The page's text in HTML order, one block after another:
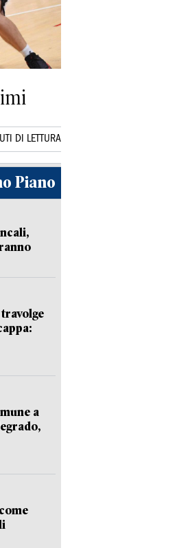
DI LETTURA
Piano
a